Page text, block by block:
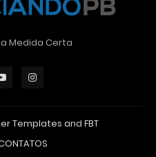
Medida Certa
Templates and FBT